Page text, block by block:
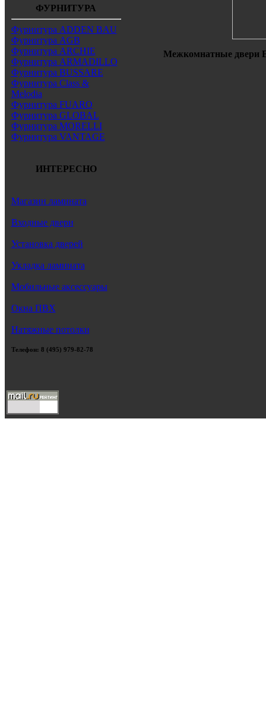
ФУРНИТУРА
Фурнитура ADDEN BAU
Фурнитура AGB
Фурнитура ARCHIE
Фурнитура ARMADILLO
Фурнитура BUSSARE
Фурнитура Class &
Melodia
Фурнитура FUARO
Фурнитура GLOBAL
Фурнитура MORELLI
Фурнитура VANTAGE
ИНТЕРЕСНО
Магазин ламината
Входные двери
Установка дверей
Укладка ламината
Мобильные аксессуары
Окна ПВХ
Натяжные потолки
Телефон: 8 (495) 979-82-78
Межкомнатные двери